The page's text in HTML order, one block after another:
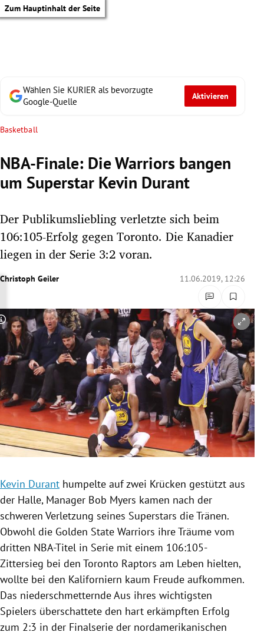
Zum Hauptinhalt der Seite
Untermenü
Untermenü
Untermenü
Untermenü
Untermenü
Untermenü
Untermenü
Untermenü
Wählen Sie KURIER als bevorzugte
Google-Quelle
Aktivieren
Basketball
NBA-Finale: Die Warriors bangen
um Superstar Kevin Durant
Der Publikumsliebling verletzte sich beim
106:105-Erfolg gegen Toronto. Die Kanadier
liegen in der Serie 3:2 voran.
Christoph Geiler 11.06.2019, 12:26
Copyright-Hinweis öffnen/schließen
Kevin Durant humpelte auf zwei Krücken gestützt aus
der Halle, Manager Bob Myers kamen nach der
schweren Verletzung seines Superstars die Tränen.
Obwohl die Golden State Warriors ihre Träume vom
dritten NBA-Titel in Serie mit einem 106:105-
Zittersieg bei den Toronto Raptors am Leben hielten,
wollte bei den Kaliforniern kaum Freude aufkommen.
Das niederschmetternde Aus ihres wichtigsten
Spielers überschattete den hart erkämpften Erfolg
zum 2:3 in der Finalserie der nordamerikanischen